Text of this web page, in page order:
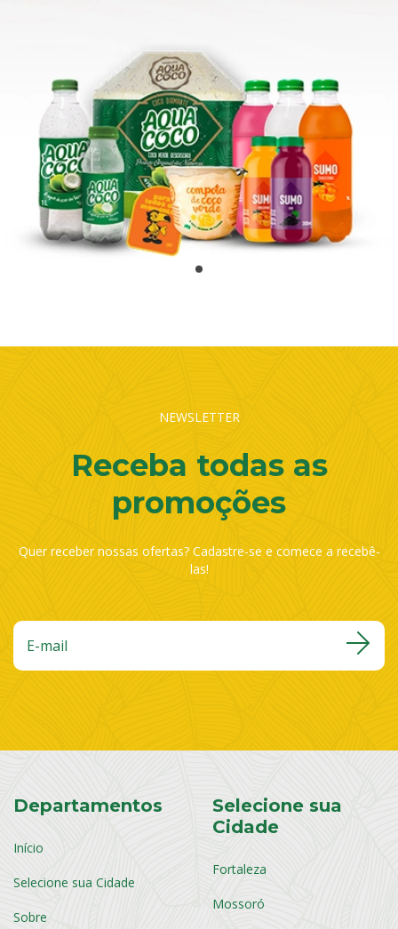
NEWSLETTER
Receba todas as
promoções
Quer receber nossas ofertas? Cadastre-se e comece a recebê-
las!
Departamentos
Início
Selecione sua Cidade
Sobre
Selecione sua
Cidade
Fortaleza
Mossoró